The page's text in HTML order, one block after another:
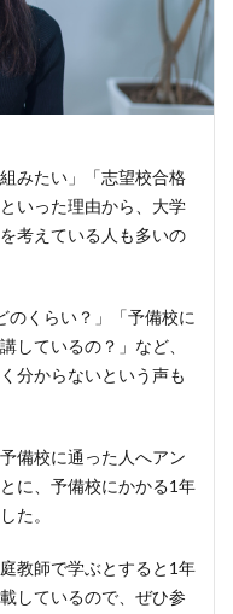
みたい」「志望校合格
いった理由から、大学
考えている人も多いの
のくらい？」「予備校に
しているの？」など、
分からないという声も
備校に通った人へアン
に、予備校にかかる1年
た。
教師で学ぶとすると1年
しているので、ぜひ参